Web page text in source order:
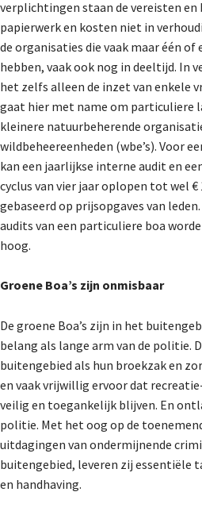
verplichtingen staan de vereisten en
papierwerk en kosten niet in
de organisaties die vaak maar één of
hebben, vaak ook nog in deeltijd. In
het zelfs alleen de inzet van enkele
gaat hier met name om particuliere
kleinere natuurbeherende
wildbeheereenheden (wbe’s). Voor
kan een jaarlijkse interne audit en
cyclus van vier jaar oplopen tot wel
gebaseerd op prijsopgaves van
audits van een particuliere boa
hoog.
Groene Boa’s zijn onmisbaar
De groene Boa’s zijn in het
belang als lange arm van de politie.
buitengebied als hun broekzak en
en vaak vrijwillig ervoor dat
veilig en toegankelijk blijven. En
politie. Met het oog op de
uitdagingen van ondermijnende
buitengebied, leveren zij essentiële
en handhaving.